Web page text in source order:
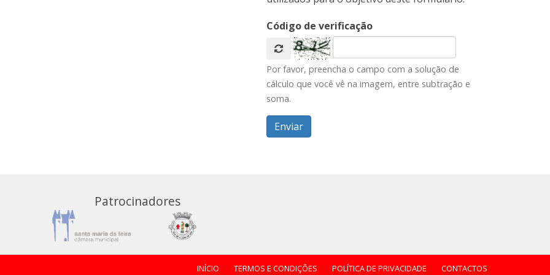
Código de verificação
Por favor, preencha o campo com a solução de
cálculo que você vê na imagem, entre subtração e
soma.
Patrocinadores
INÍCIO TERMOS E CONDIÇÕES POLÍTICA DE PRIVACIDADE CONTACTOS